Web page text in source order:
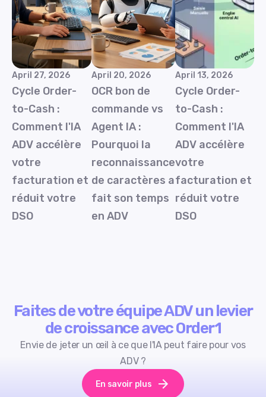
April 27, 2026
Cycle Order-
to-Cash :
Comment l'IA
ADV accélère
votre
facturation et
réduit votre
DSO
April 20, 2026
OCR bon de
commande vs
Agent IA :
Pourquoi la
reconnaissance
de caractères a
fait son temps
en ADV
April 13, 2026
Cycle Order-
to-Cash :
Comment l'IA
ADV accélère
votre
facturation et
réduit votre
DSO
Faites de votre équipe ADV un levier
de croissance avec Order1
Envie de jeter un œil à ce que l'IA peut faire pour vos
ADV ?
En savoir plus